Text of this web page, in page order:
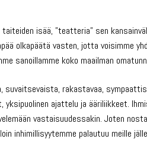
isää, ”teatteria” sen
olkapäätä vasten, jotta voisimme
sanoillamme koko maailman
rakastavaa,
ajattelu ja ääriliikkeet.
vastaisuudessakin. Joten
inhimillisyytemme palautuu meille